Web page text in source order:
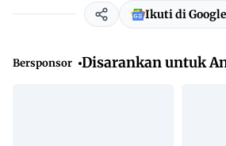
Ikuti di
Bersponsor Disarankan untuk